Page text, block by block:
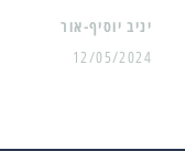
יניב יוסיף-אור
12/05/2024